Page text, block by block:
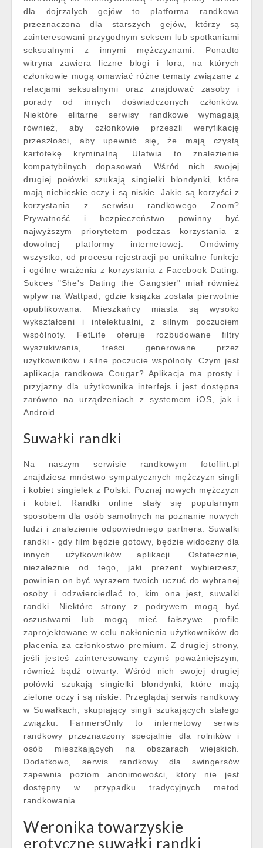
dla dojrzałych gejów to platforma randkowa
przeznaczona dla starszych gejów, którzy są
zainteresowani przygodnym seksem lub spotkaniami
seksualnymi z innymi mężczyznami. Ponadto
witryna zawiera liczne blogi i fora, na których
członkowie mogą omawiać różne tematy związane z
relacjami seksualnymi oraz znajdować zasoby i
porady od innych doświadczonych członków.
Niektóre elitarne serwisy randkowe wymagają
również, aby członkowie przeszli weryfikację
przeszłości, aby upewnić się, że mają czystą
kartotekę kryminalną. Ułatwia to znalezienie
kompatybilnych dopasowań. Wśród nich swojej
drugiej połówki szukają singielki blondynki, które
mają niebieskie oczy i są niskie. Jakie są korzyści z
korzystania z serwisu randkowego Zoom?
Prywatność i bezpieczeństwo powinny być
najwyższym priorytetem podczas korzystania z
dowolnej platformy internetowej. Omówimy
wszystko, od procesu rejestracji po unikalne funkcje
i ogólne wrażenia z korzystania z Facebook Dating.
Sukces "She's Dating the Gangster" miał również
wpływ na Wattpad, gdzie książka została pierwotnie
opublikowana. Mieszkańcy miasta są wysoko
wykształceni i intelektualni, z silnym poczuciem
wspólnoty. FetLife oferuje rozbudowane filtry
wyszukiwania, treści generowane przez
użytkowników i silne poczucie wspólnoty. Czym jest
aplikacja randkowa Cougar? Aplikacja ma prosty i
przyjazny dla użytkownika interfejs i jest dostępna
zarówno na urządzeniach z systemem iOS, jak i
Android.
Suwałki randki
Na naszym serwisie randkowym fotoflirt.pl
znajdziesz mnóstwo sympatycznych mężczyzn singli
i kobiet singielek z Polski. Poznaj nowych mężczyzn
i kobiet. Randki online stały się popularnym
sposobem dla osób samotnych na poznanie nowych
ludzi i znalezienie odpowiedniego partnera. Suwałki
randki - gdy film będzie gotowy, będzie widoczny dla
innych użytkowników aplikacji. Ostatecznie,
niezależnie od tego, jaki prezent wybierzesz,
powinien on być wyrazem twoich uczuć do wybranej
osoby i odzwierciedlać to, kim ona jest, suwałki
randki. Niektóre strony z podrywem mogą być
oszustwami lub mogą mieć fałszywe profile
zaprojektowane w celu nakłonienia użytkowników do
płacenia za członkostwo premium. Z drugiej strony,
jeśli jesteś zainteresowany czymś poważniejszym,
również bądź otwarty. Wśród nich swojej drugiej
połówki szukają singielki blondynki, które mają
zielone oczy i są niskie. Przeglądaj serwis randkowy
w Suwałkach, skupiający singli szukających stałego
związku. FarmersOnly to internetowy serwis
randkowy przeznaczony specjalnie dla rolników i
osób mieszkających na obszarach wiejskich.
Dodatkowo, serwis randkowy dla swingersów
zapewnia poziom anonimowości, który nie jest
dostępny w przypadku tradycyjnych metod
randkowania.
Weronika towarzyskie
erotyczne suwałki randki